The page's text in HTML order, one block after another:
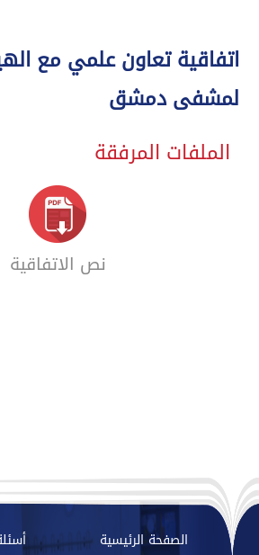
اتفاقية تعاون علمي مع
لمشفى دمشق
الملفات المرفقة
نص الاتفاقية
الصفحة الرئيسية